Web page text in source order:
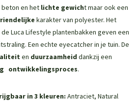
beton en het lichte gewicht maar ook een
karakter van polyester. Het
Luca Lifestyle plantenbakken geven een
Een echte eyecatcher in je tuin. De
en duurzaamheid dankzij een
ontwikkelingsproces.
in 3 kleuren: Antraciet, Natural